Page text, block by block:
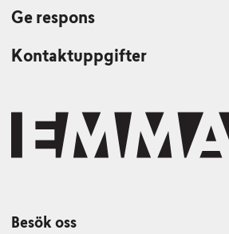
Ge respons
Kontaktuppgifter
Besök oss